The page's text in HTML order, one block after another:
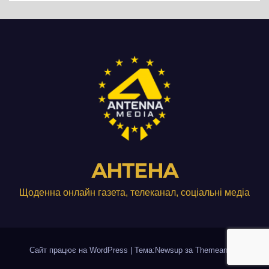
АНТЕНА
Щоденна онлайн газета, телеканал, соціальні медіа
Сайт працює на WordPress | Тема:Newsup за Themeansar